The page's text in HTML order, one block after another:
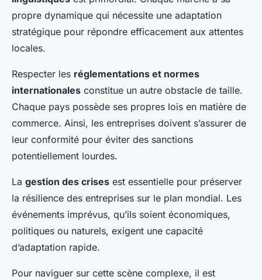
propre dynamique qui nécessite une adaptation
stratégique pour répondre efficacement aux attentes
locales.
Respecter les réglementations et normes
internationales constitue un autre obstacle de taille.
Chaque pays possède ses propres lois en matière de
commerce. Ainsi, les entreprises doivent s’assurer de
leur conformité pour éviter des sanctions
potentiellement lourdes.
La gestion des crises est essentielle pour préserver
la résilience des entreprises sur le plan mondial. Les
événements imprévus, qu’ils soient économiques,
politiques ou naturels, exigent une capacité
d’adaptation rapide.
Pour naviguer sur cette scène complexe, il est